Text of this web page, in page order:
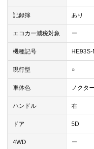
記録簿 あり
エコカー減税対象 ー
機種記号
現行型 ○
車体色 ノクタ
ハンドル 右
ドア 5D
4WD ー